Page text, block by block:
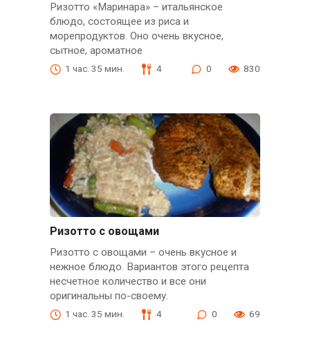
Ризотто «Маринара» – итальянское
блюдо, состоящее из риса и
морепродуктов. Оно очень вкусное,
сытное, ароматное
1 час. 35 мин. 4 0 830
Ризотто с овощами
Ризотто с овощами – очень вкусное и
нежное блюдо. Вариантов этого рецепта
несчетное количество и все они
оригинальны по-своему.
1 час. 35 мин. 4 0 69